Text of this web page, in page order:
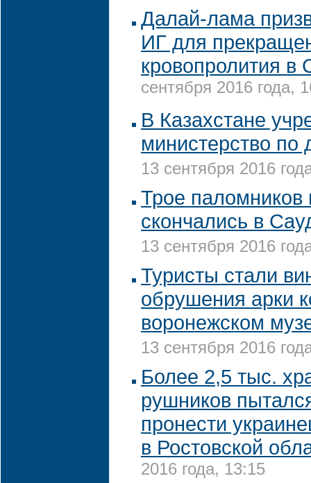
Далай-лама
ИГ для
кровопролития в
сентября 2016 года,
В Казахстане
министерство по
13 сентября 2016
Трое паломников
скончались в
13 сентября 2016
Туристы стали
обрушения арки
воронежском
13 сентября 2016
Более 2,5 тыс.
рушников
пронести
в Ростовской
2016 года, 13:15